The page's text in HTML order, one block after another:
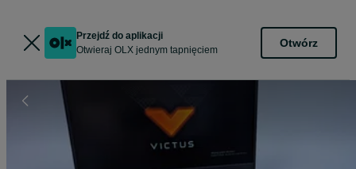
Przejdź do aplikacji
Otwieraj OLX jednym tapnięciem
Otwórz